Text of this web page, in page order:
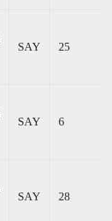
SAY 25
SAY 6
SAY 28